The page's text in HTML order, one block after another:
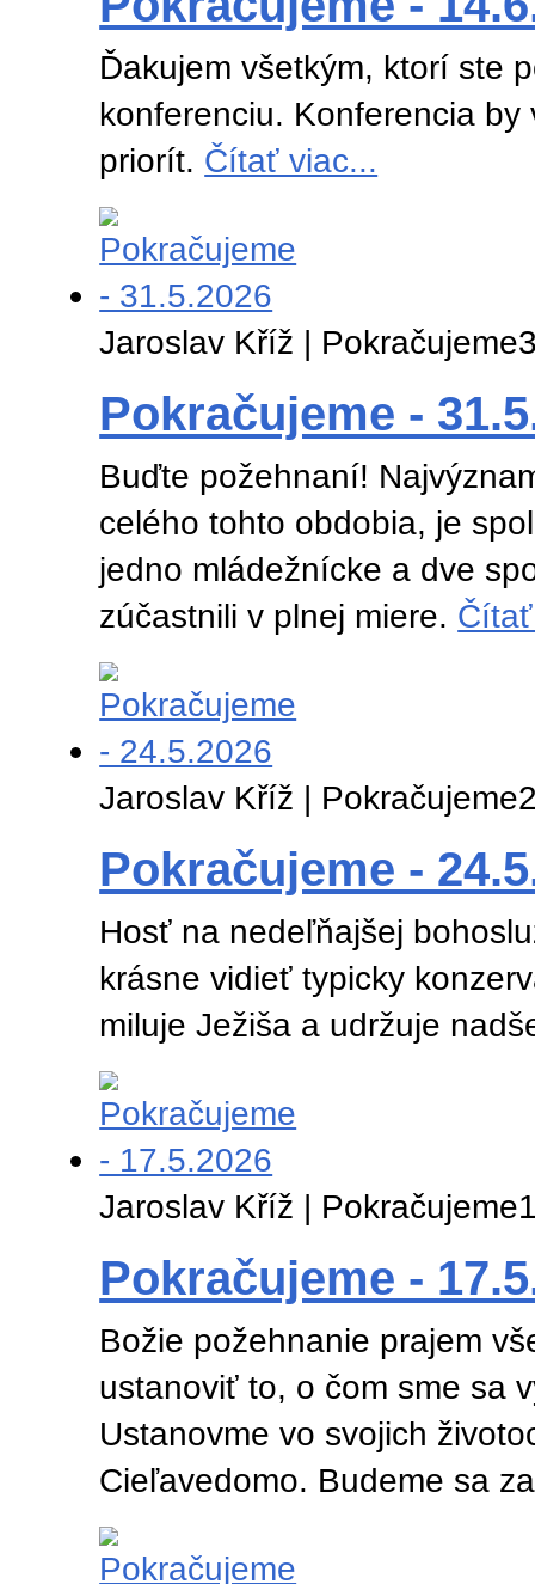
Ďakujem všetkým, ktorí ste
konferenciu. Konferencia
priorít. Čítať viac...
Jaroslav Kříž | Pokračujeme
Pokračujeme -
Buďte požehnaní!
celého tohto obdobia, je
jedno mládežnícke a dve
zúčastnili v plnej miere.
Jaroslav Kříž | Pokračujeme
Pokračujeme -
Hosť na nedeľňajšej
krásne vidieť typicky
miluje Ježiša a udržuje
Jaroslav Kříž | Pokračujeme
Pokračujeme -
Božie požehnanie prajem
ustanoviť to, o čom sme sa
Ustanovme vo svojich
Cieľavedomo. Budeme sa